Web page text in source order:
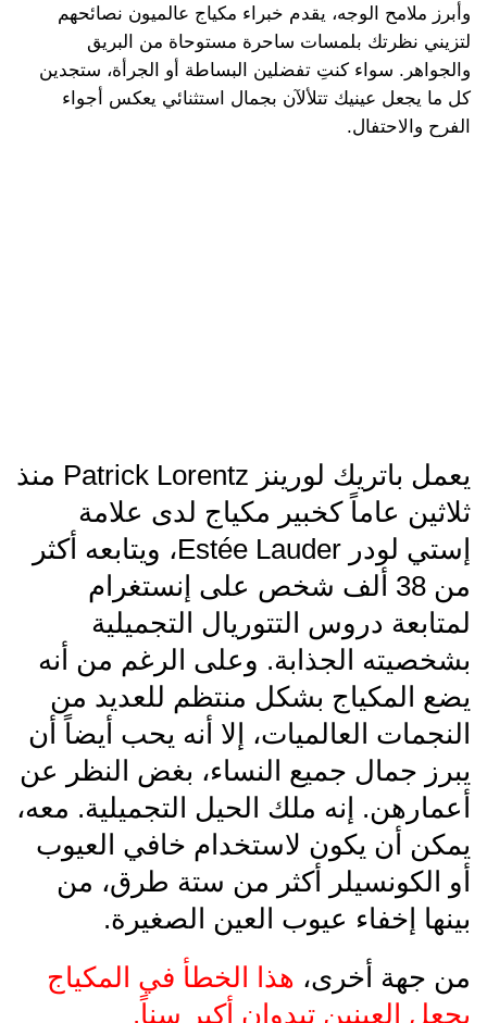
وأبرز ملامح الوجه، يقدم خبراء مكياج عالميون نصائحهم
لتزيني نظرتك بلمسات ساحرة مستوحاة من البريق
والجواهر. سواء كنتِ تفضلين البساطة أو الجرأة، ستجدين
كل ما يجعل عينيك تتلألآن بجمال استثنائي يعكس أجواء
الفرح والاحتفال.
يعمل باتريك لورينز Patrick Lorentz منذ
ثلاثين عاماً كخبير مكياج لدى علامة
إستي لودر Estée Lauder‎، ويتابعه أكثر
من 38 ألف شخص على إنستغرام
لمتابعة دروس التتوريال التجميلية
بشخصيته الجذابة. وعلى الرغم من أنه
يضع المكياج بشكل منتظم للعديد من
النجمات العالميات، إلا أنه يحب أيضاً أن
يبرز جمال جميع النساء، بغض النظر عن
أعمارهن. إنه ملك الحيل التجميلية. معه،
يمكن أن يكون لاستخدام خافي العيوب
أو الكونسيلر أكثر من ستة طرق، من
بينها إخفاء عيوب العين الصغيرة.
من جهة أخرى، هذا الخطأ في المكياج
يجعل العينين تبدوان أكبر سناً.